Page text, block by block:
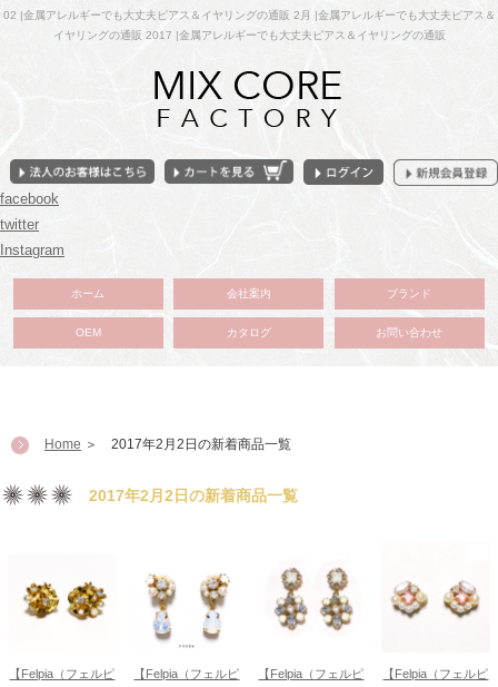
02 |金属アレルギーでも大丈夫ピアス＆イヤリングの通販 2月 |金属アレルギーでも大丈夫ピアス＆
イヤリングの通販 2017 |金属アレルギーでも大丈夫ピアス＆イヤリングの通販
facebook
twitter
Instagram
ホーム 会社案内 ブランド
OEM カタログ お問い合わせ
Home ＞ 2017年2月2日の新着商品一覧
2017年2月2日の新着商品一覧
【Felpia（フェルピ
【Felpia（フェルピ
【Felpia（フェルピ
【Felpia（フェルピ